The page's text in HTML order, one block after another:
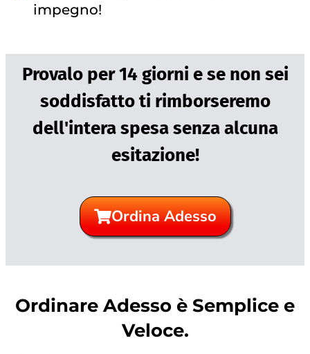
impegno!
Provalo per 14 giorni e se non sei
soddisfatto ti rimborseremo
dell'intera spesa senza alcuna
esitazione!
Ordina Adesso
Ordinare Adesso è Semplice e
Veloce.